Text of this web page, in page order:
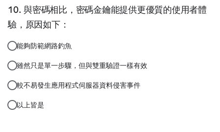
與密碼相比，密碼金鑰能提供更優質的使用者體
驗，原因如下：
能夠防範網路釣魚
雖然只是單一步驟，但與雙重驗證一樣有效
較不易發生應用程式伺服器資料侵害事件
以上皆是